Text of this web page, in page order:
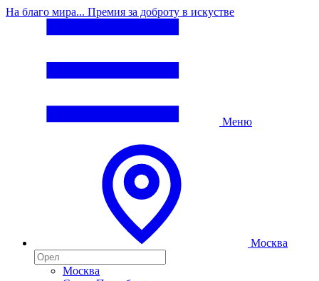
На благо мира... Премия за доброту в искустве
Меню
Москва
Москва